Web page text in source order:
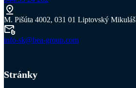
M. Pišúta 4002, 031 01 Liptovský Mikuláš
info-sk@bea-group.com
Stránky